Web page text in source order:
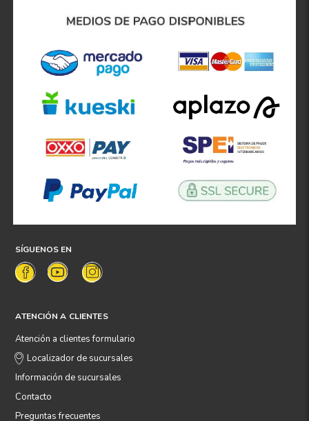
SÍGUENOS EN
ATENCIÓN A CLIENTES
Atención a clientes formulario
Localizador de sucursales
Información de sucursales
Contacto
Preguntas frecuentes